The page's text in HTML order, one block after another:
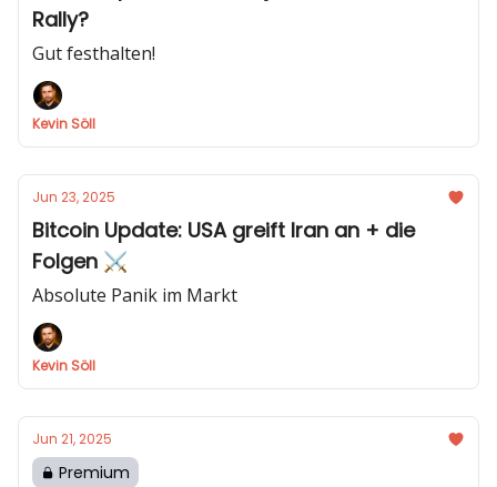
Rally?
Gut festhalten!
Kevin Söll
Jun 23, 2025
Bitcoin Update: USA greift Iran an + die
Folgen ⚔️
Absolute Panik im Markt
Kevin Söll
Jun 21, 2025
Premium